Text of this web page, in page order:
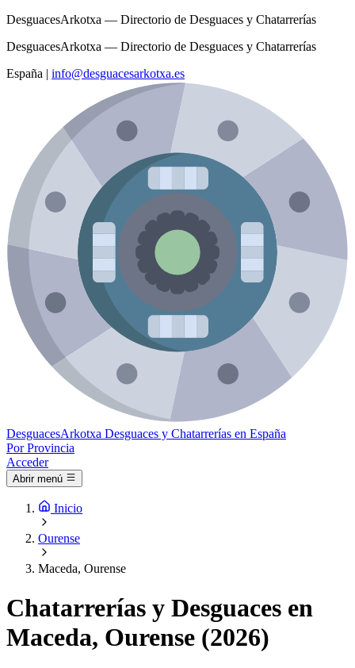
DesguacesArkotxa — Directorio de Desguaces y Chatarrerías
DesguacesArkotxa — Directorio de Desguaces y Chatarrerías
España | info@desguacesarkotxa.es
DesguacesArkotxa Desguaces y Chatarrerías en España
Por Provincia
Acceder
Abrir menú
Inicio
Ourense
Maceda, Ourense
Chatarrerías y Desguaces en
Maceda, Ourense (2026)